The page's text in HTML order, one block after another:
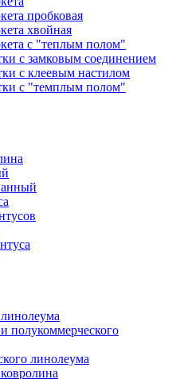
пробковая
хвойная
с "теплым полом"
с замковым соединением
с клеевым настилом
с "темплым полом"
полукоммерческого
линолеума